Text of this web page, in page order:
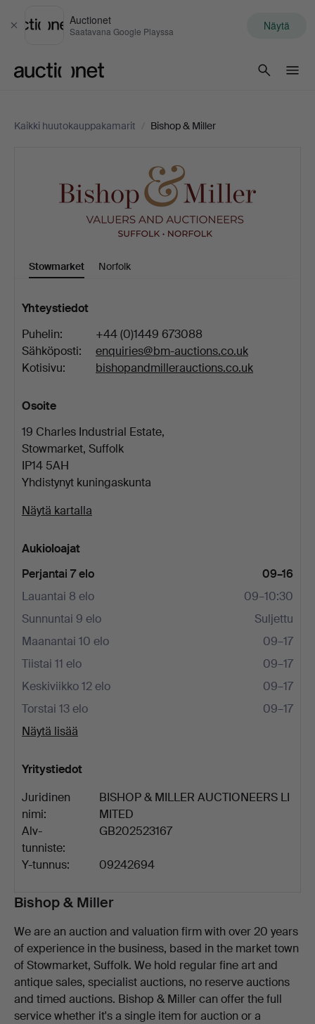
Sulje
Auctionet
Saatavana Google Playssa Näytä
Kaikki huutokauppakamarit / Bishop & Miller
Stowmarket Norfolk
Yhteystiedot
Puhelin:
+44 (0)1449 673088
Sähköposti:
enquiries@bm-auctions.co.uk
Kotisivu:
bishopandmillerauctions.co.uk
Osoite
19 Charles Industrial Estate,
Stowmarket, Suffolk
IP14 5AH
Yhdistynyt kuningaskunta
Näytä kartalla
Aukioloajat
Perjantai 7 elo
09–16
Lauantai 8 elo
09–10:30
Sunnuntai 9 elo
Suljettu
Maanantai 10 elo
09–17
Tiistai 11 elo
09–17
Keskiviikko 12 elo
09–17
Torstai 13 elo
09–17
Näytä lisää
Yritystiedot
Juridinen
nimi:
BISHOP & MILLER AUCTIONEERS LI
MITED
Alv-
tunniste:
GB202523167
Y-tunnus: 09242694
Kuvaus
Bishop & Miller
We are an auction and valuation firm with over 20 years
of experience in the business, based in the market town
of Stowmarket, Suffolk. We hold regular fine art and
antique sales, specialist auctions, no reserve auctions
and timed auctions. Bishop & Miller can offer the full
service whether it's a single item for auction or a